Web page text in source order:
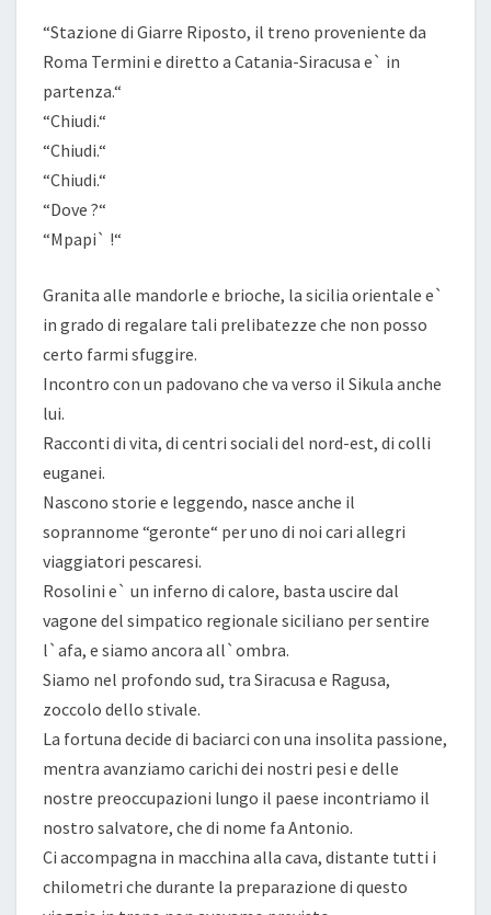
“Stazione di Giarre Riposto, il treno proveniente da
Roma Termini e diretto a Catania-Siracusa e` in
partenza.“
“Chiudi.“
“Chiudi.“
“Chiudi.“
“Dove ?“
“Mpapi` !“
Granita alle mandorle e brioche, la sicilia orientale e`
in grado di regalare tali prelibatezze che non posso
certo farmi sfuggire.
Incontro con un padovano che va verso il Sikula anche
lui.
Racconti di vita, di centri sociali del nord-est, di colli
euganei.
Nascono storie e leggendo, nasce anche il
soprannome “geronte“ per uno di noi cari allegri
viaggiatori pescaresi.
Rosolini e` un inferno di calore, basta uscire dal
vagone del simpatico regionale siciliano per sentire
l`afa, e siamo ancora all`ombra.
Siamo nel profondo sud, tra Siracusa e Ragusa,
zoccolo dello stivale.
La fortuna decide di baciarci con una insolita passione,
mentra avanziamo carichi dei nostri pesi e delle
nostre preoccupazioni lungo il paese incontriamo il
nostro salvatore, che di nome fa Antonio.
Ci accompagna in macchina alla cava, distante tutti i
chilometri che durante la preparazione di questo